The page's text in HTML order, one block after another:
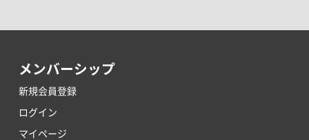
メンバーシップ
新規会員登録
ログイン
マイページ